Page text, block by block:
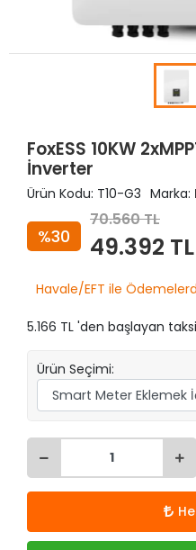
FoxESS 10KW
İnverter
Ürün Kodu: T10-G3 Marka:
%30
70.560 TL
49.392 TL
Havale/EFT ile
5.166 TL 'den başlayan
Ürün Seçimi: